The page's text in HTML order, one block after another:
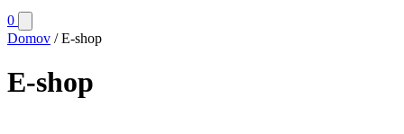
0Počet
položiek
0
menu
Domov / E-shop
E-shop